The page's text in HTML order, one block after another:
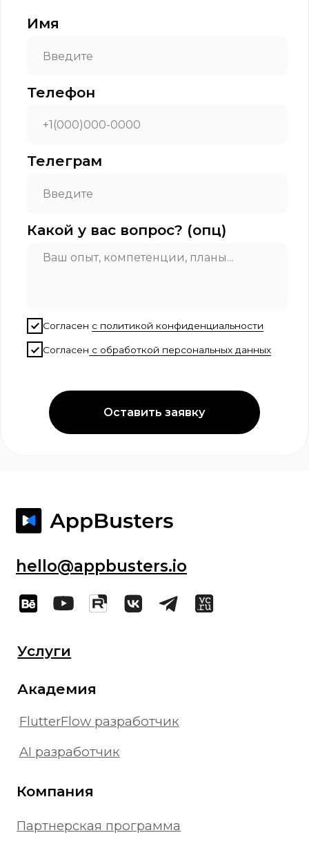
Услуги
Академия
Компания
FlutterFlow разработчик
AI разработчик
Кейсы
Отзывы
Политика конфиденциальности
@ 2025 AppBusters. Все права защищены.